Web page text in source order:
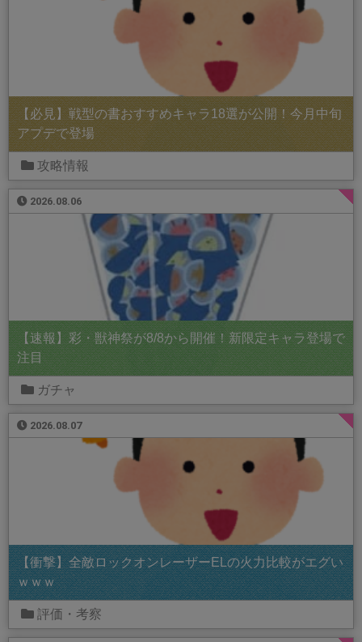
【必見】戦型の書おすすめキャラ18選が公開！今月中旬
アプデで登場
攻略情報
2026.08.06
【速報】彩・獣神祭が8/8から開催！新限定キャラ登場で
注目
ガチャ
2026.08.07
【衝撃】全敵ロックオンレーザーELの火力比較がエグい
ｗｗｗ
評価・考察